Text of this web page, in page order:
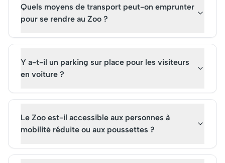
Quels moyens de transport peut-on emprunter
pour se rendre au Zoo ?
Y a-t-il un parking sur place pour les visiteurs
en voiture ?
Le Zoo est-il accessible aux personnes à
mobilité réduite ou aux poussettes ?